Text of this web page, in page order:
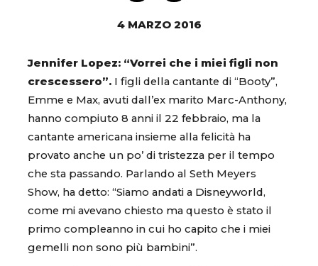
4 MARZO 2016
Jennifer Lopez: “Vorrei che i miei figli non
crescessero”. I figli della cantante di “Booty”,
Emme e Max, avuti dall’ex marito Marc-Anthony,
hanno compiuto 8 anni il 22 febbraio, ma la
cantante americana insieme alla felicità ha
provato anche un po’ di tristezza per il tempo
che sta passando. Parlando al Seth Meyers
Show, ha detto: “Siamo andati a Disneyworld,
come mi avevano chiesto ma questo è stato il
primo compleanno in cui ho capito che i miei
gemelli non sono più bambini”.